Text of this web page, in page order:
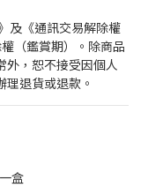
及《通訊交易解除權
（鑑賞期）。除商品
外，恕不接受因個人
退貨或退款。
盒